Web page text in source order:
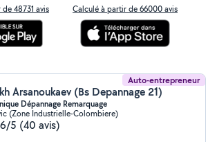
48731 avis Calculé à partir de 66000 avis
Auto-entrepreneur
Arsanoukaev (Bs Depannage 21)
Dépannage Remarquage
(Zone Industrielle-Colombiere)
5 (40 avis)